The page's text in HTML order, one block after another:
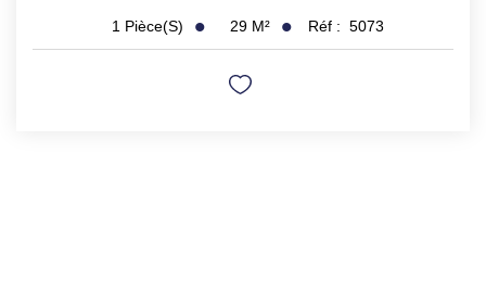
1 Pièce(s) 29 M² Réf : 5073